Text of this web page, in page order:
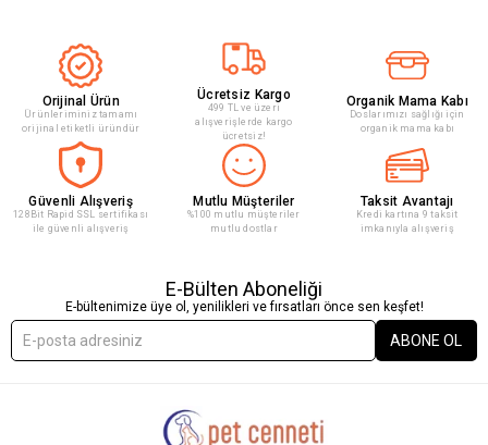
Orijinal Ürün
Ürünleriminiz tamamı
orijinal etiketli üründür
Ücretsiz Kargo
499 TL ve üzeri
alışverişlerde kargo
ücretsiz!
Organik Mama Kabı
Doslarımızı sağlığı için
organik mama kabı
Güvenli Alışveriş
128Bit Rapid SSL sertifikası
ile güvenli alışveriş
Mutlu Müşteriler
%100 mutlu müşteriler
mutlu dostlar
Taksit Avantajı
Kredi kartına 9 taksit
imkanıyla alışveriş
E-Bülten Aboneliği
E-bültenimize üye ol, yenilikleri ve fırsatları önce sen keşfet!
ABONE OL